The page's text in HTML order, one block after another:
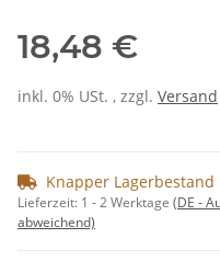
18,48 €
inkl. 0% USt. , zzgl. Versand
Knapper Lagerbestand
Lieferzeit: 1 - 2 Werktage (DE -
abweichend)